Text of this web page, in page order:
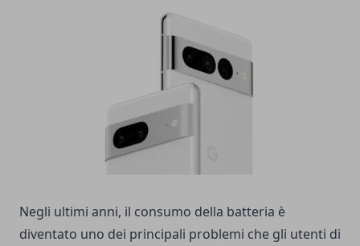
Negli ultimi anni, il consumo della batteria è
diventato uno dei principali problemi che gli utenti di